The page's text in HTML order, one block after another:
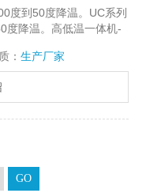
度到50度降温。UC系列
度降温。高低温一体机-
： 生产厂家